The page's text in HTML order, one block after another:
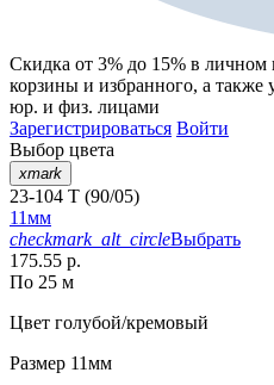
Скидка от 3% до 15% в личном
корзины и избранного, а также
юр. и физ. лицами
Зарегистрироваться Войти
Выбор цвета
xmark
23-104 T (90/05)
11мм
checkmark_alt_circleВыбрать
175.55 р.
По 25 м
Цвет голубой/кремовый
Размер 11мм